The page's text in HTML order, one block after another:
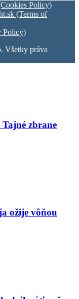
Policy)
(Terms of
Policy)
Všetky práva
zbrane
ožije vôňou